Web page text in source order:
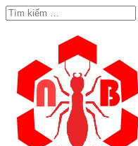
Tìm
kiếm